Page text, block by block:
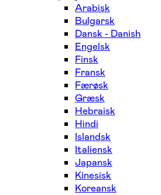
Arabisk
Bulgarsk
Dansk - Danish
Engelsk
Finsk
Fransk
Færøsk
Græsk
Hebraisk
Hindi
Islandsk
Italiensk
Japansk
Kinesisk
Koreansk